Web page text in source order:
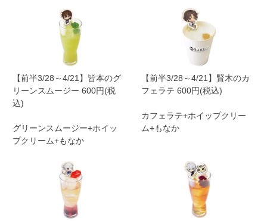
【前半3/28～4/21】皆本のグ
リーンスムージー 600円(税
込)
グリーンスムージー+ホイッ
プクリーム+もなか
【前半3/28～4/21】賢木のカ
フェラテ 600円(税込)
カフェラテ+ホイップクリー
ム+もなか